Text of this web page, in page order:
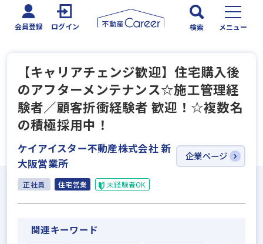
会員登録 ログイン 検索 メニュー
【キャリアチェンジ歓迎】住宅購入後
のアフターメンテナンス☆施工管理経
験者／顧客折衝経験者 歓迎！☆複数名
の積極採用中！
ケイアイスター不動産株式会社 新
大阪営業所
企業ページ
正社員 住宅営業 未経験者OK
関連キーワード